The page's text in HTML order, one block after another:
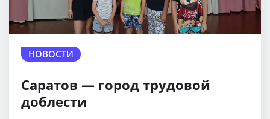
НОВОСТИ
Саратов — город трудовой
доблести